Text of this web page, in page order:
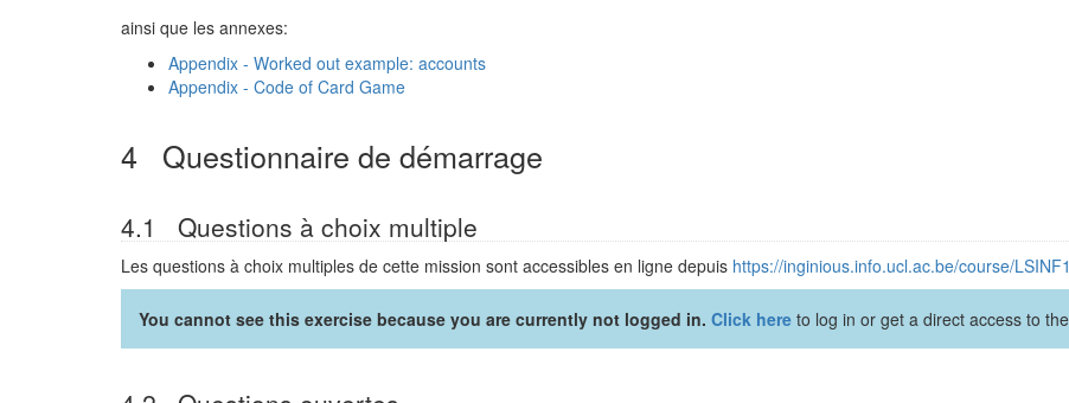
ainsi que les annexes:
Appendix - Worked out example: accounts
Appendix - Code of Card Game
4 Questionnaire de démarrage
4.1 Questions à choix multiple
Les questions à choix multiples de cette mission sont accessibles en ligne depuis https://inginious.info.ucl.ac.be/course/
You cannot see this exercise because you are currently not logged in. Click here to log in or get a direct access to